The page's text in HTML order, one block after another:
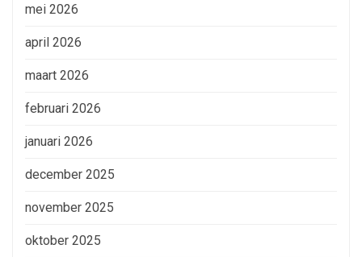
mei 2026
april 2026
maart 2026
februari 2026
januari 2026
december 2025
november 2025
oktober 2025